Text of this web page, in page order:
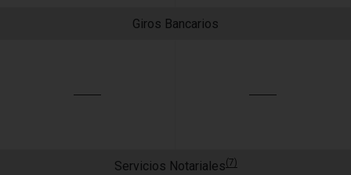
Giros Bancarios
Servicios Notariales(7)